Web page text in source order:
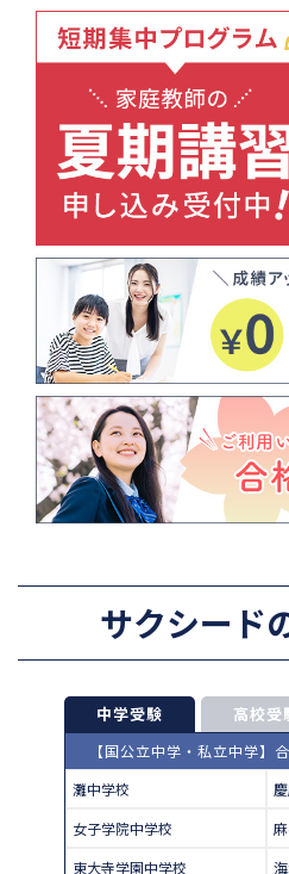
サクシード
中学受験 高校受
【国公立中学・私立中学】
灘中学校
女子学院中学校
東大寺学園中学校